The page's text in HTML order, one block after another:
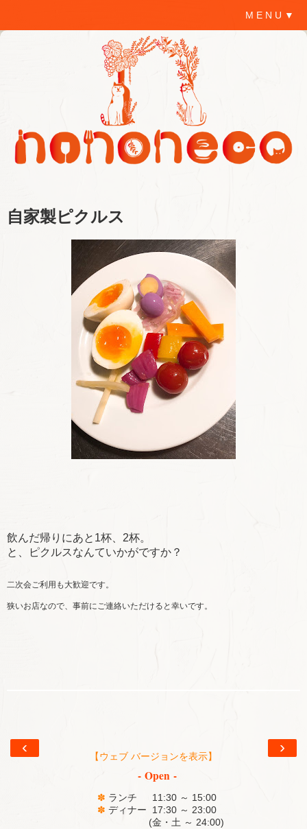
M E N U ▼
自家製ピクルス
飲んだ帰りにあと1杯、2杯。
と、ピクルスなんていかがですか？
二次会ご利用も大歓迎です。
狭いお店なので、事前にご連絡いただけると幸いです。
‹ ›
【ウェブ バージョンを表示】
- Open -
✽ ランチ 11:30 ～ 15:00
✽ ディナー 17:30 ～ 23:00
(金・土 ～ 24:00)